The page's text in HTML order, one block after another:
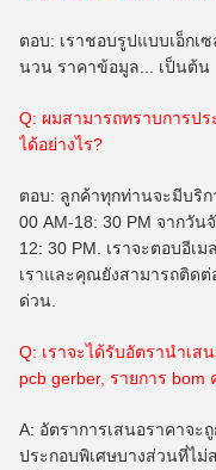
ตอบ: เราชอบรูปแบบเอ็กเ
นวน ราคาข้อมูล... เป็นต้น
Q: ผมสามารถทราบการปร
ได้อย่างไร?
ตอบ: ลูกค้าทุกท่านจะมีบริก
00 AM-18: 30 PM จากวัน
12: 30 PM. เราจะตอบอีเ
เราและคุณยังสามารถติดต่
ด่วน.
Q: เราจะได้รับอัตรานําเส
pcb gerber, รายการ
A: อัตราการเสนอราคาจะ
ประกอบพิเศษบางส่วนที่ไ